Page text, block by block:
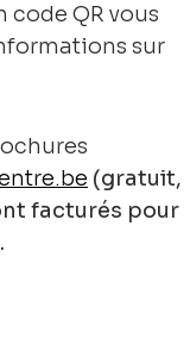
code QR vous
sur
(gratuit,
facturés pour